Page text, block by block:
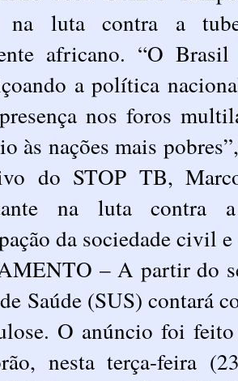
na luta contra a
africano. “O
a política
nos foros
às nações mais
do STOP TB,
na luta contra
da sociedade civil
– A partir do
Saúde (SUS) contará
O anúncio foi
nesta terça-feira